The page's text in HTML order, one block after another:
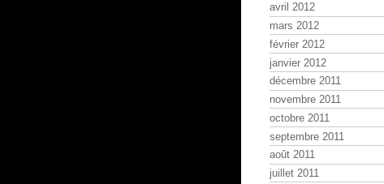
avril 2012
mars 2012
février 2012
janvier 2012
décembre 2011
novembre 2011
octobre 2011
septembre 2011
août 2011
juillet 2011